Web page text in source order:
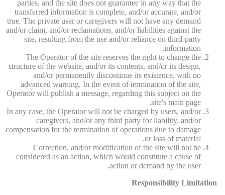
parties, and the site does not guarantee in any way that the
transferred information is complete, and/or accurate, and/or
true. The private user or caregivers will not have any demand
and/or claim, and/or reclamations, and/or liabilities against the
site, resulting from the use and/or reliance on third-party
information.
The Operator of the site reserves the right to change the
structure of the website, and/or its contents, and/or its design,
and/or permanently discontinue its existence, with no
advanced warning. In the event of termination of the site,
Operator will publish a message, regarding this subject on the
site's main page.
In any case, the Operator will not be charged by users, and/or
caregivers, and/or any third party for liability, and/or
compensation for the termination of operations due to damage
or loss of material.
Correction, and/or modification of the site will not be
considered as an action, which would constitute a cause of
action or demand by the user.
Responsibility Limitation